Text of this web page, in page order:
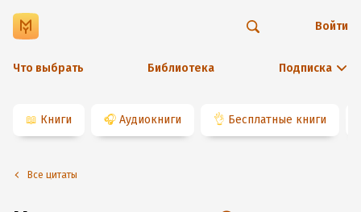
Что выбрать Библиотека Подписка
Войти
📖 Книги 🎧 Аудиокниги 👌 Бесплатные книги
Все цитаты